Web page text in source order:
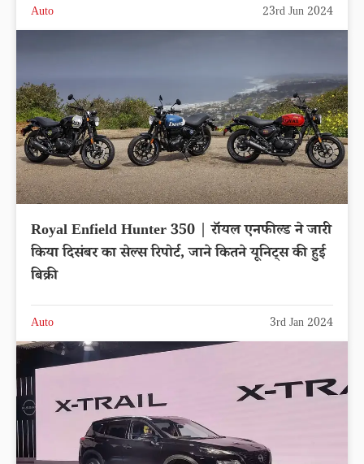
Auto 23rd Jun 2024
Royal Enfield Hunter 350 | रॉयल एनफील्ड ने जारी
किया दिसंबर का सेल्स रिपोर्ट, जाने कितने यूनिट्स की हुई
बिक्री
Auto 3rd Jan 2024